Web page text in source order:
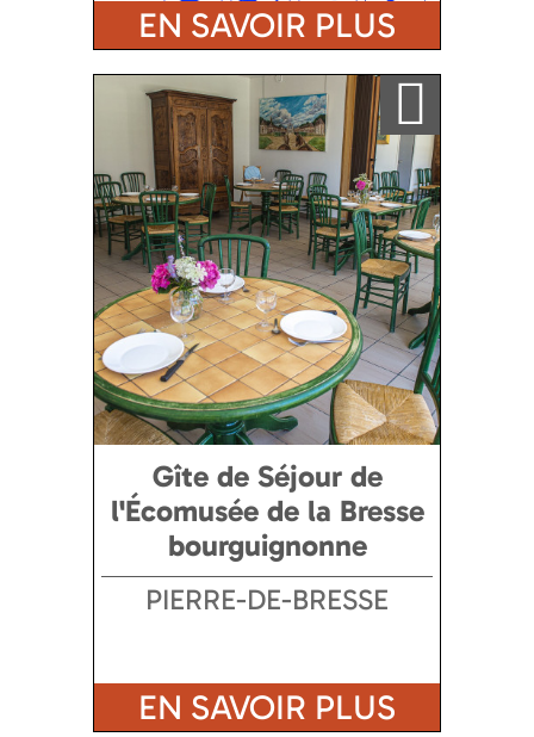
EN SAVOIR PLUS
Ajouter a ma sélection
Gîte de Séjour de
l'Écomusée de la Bresse
bourguignonne
PIERRE-DE-BRESSE
EN SAVOIR PLUS